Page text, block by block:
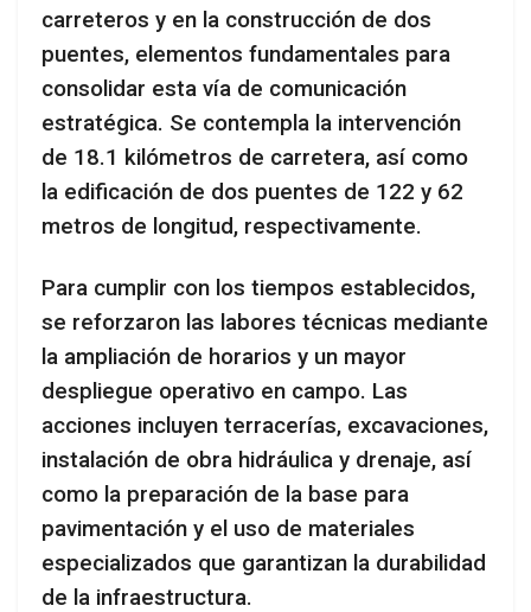
carreteros y en la construcción de dos
puentes, elementos fundamentales para
consolidar esta vía de comunicación
estratégica. Se contempla la intervención
de 18.1 kilómetros de carretera, así como
la edificación de dos puentes de 122 y 62
metros de longitud, respectivamente.
Para cumplir con los tiempos establecidos,
se reforzaron las labores técnicas mediante
la ampliación de horarios y un mayor
despliegue operativo en campo. Las
acciones incluyen terracerías, excavaciones,
instalación de obra hidráulica y drenaje, así
como la preparación de la base para
pavimentación y el uso de materiales
especializados que garantizan la durabilidad
de la infraestructura.